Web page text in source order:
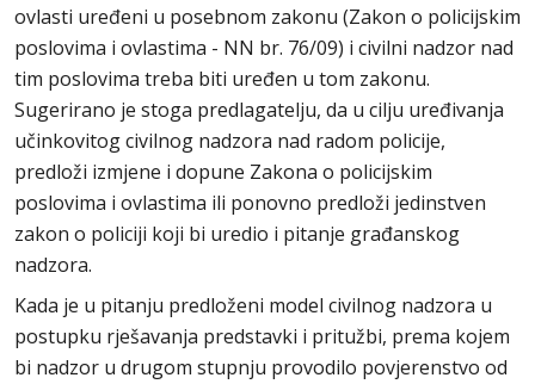
ovlasti uređeni u posebnom zakonu (Zakon o policijskim
poslovima i ovlastima - NN br. 76/09) i civilni nadzor nad
tim poslovima treba biti uređen u tom zakonu.
Sugerirano je stoga predlagatelju, da u cilju uređivanja
učinkovitog civilnog nadzora nad radom policije,
predloži izmjene i dopune Zakona o policijskim
poslovima i ovlastima ili ponovno predloži jedinstven
zakon o policiji koji bi uredio i pitanje građanskog
nadzora.
Kada je u pitanju predloženi model civilnog nadzora u
postupku rješavanja predstavki i pritužbi, prema kojem
bi nadzor u drugom stupnju provodilo povjerenstvo od